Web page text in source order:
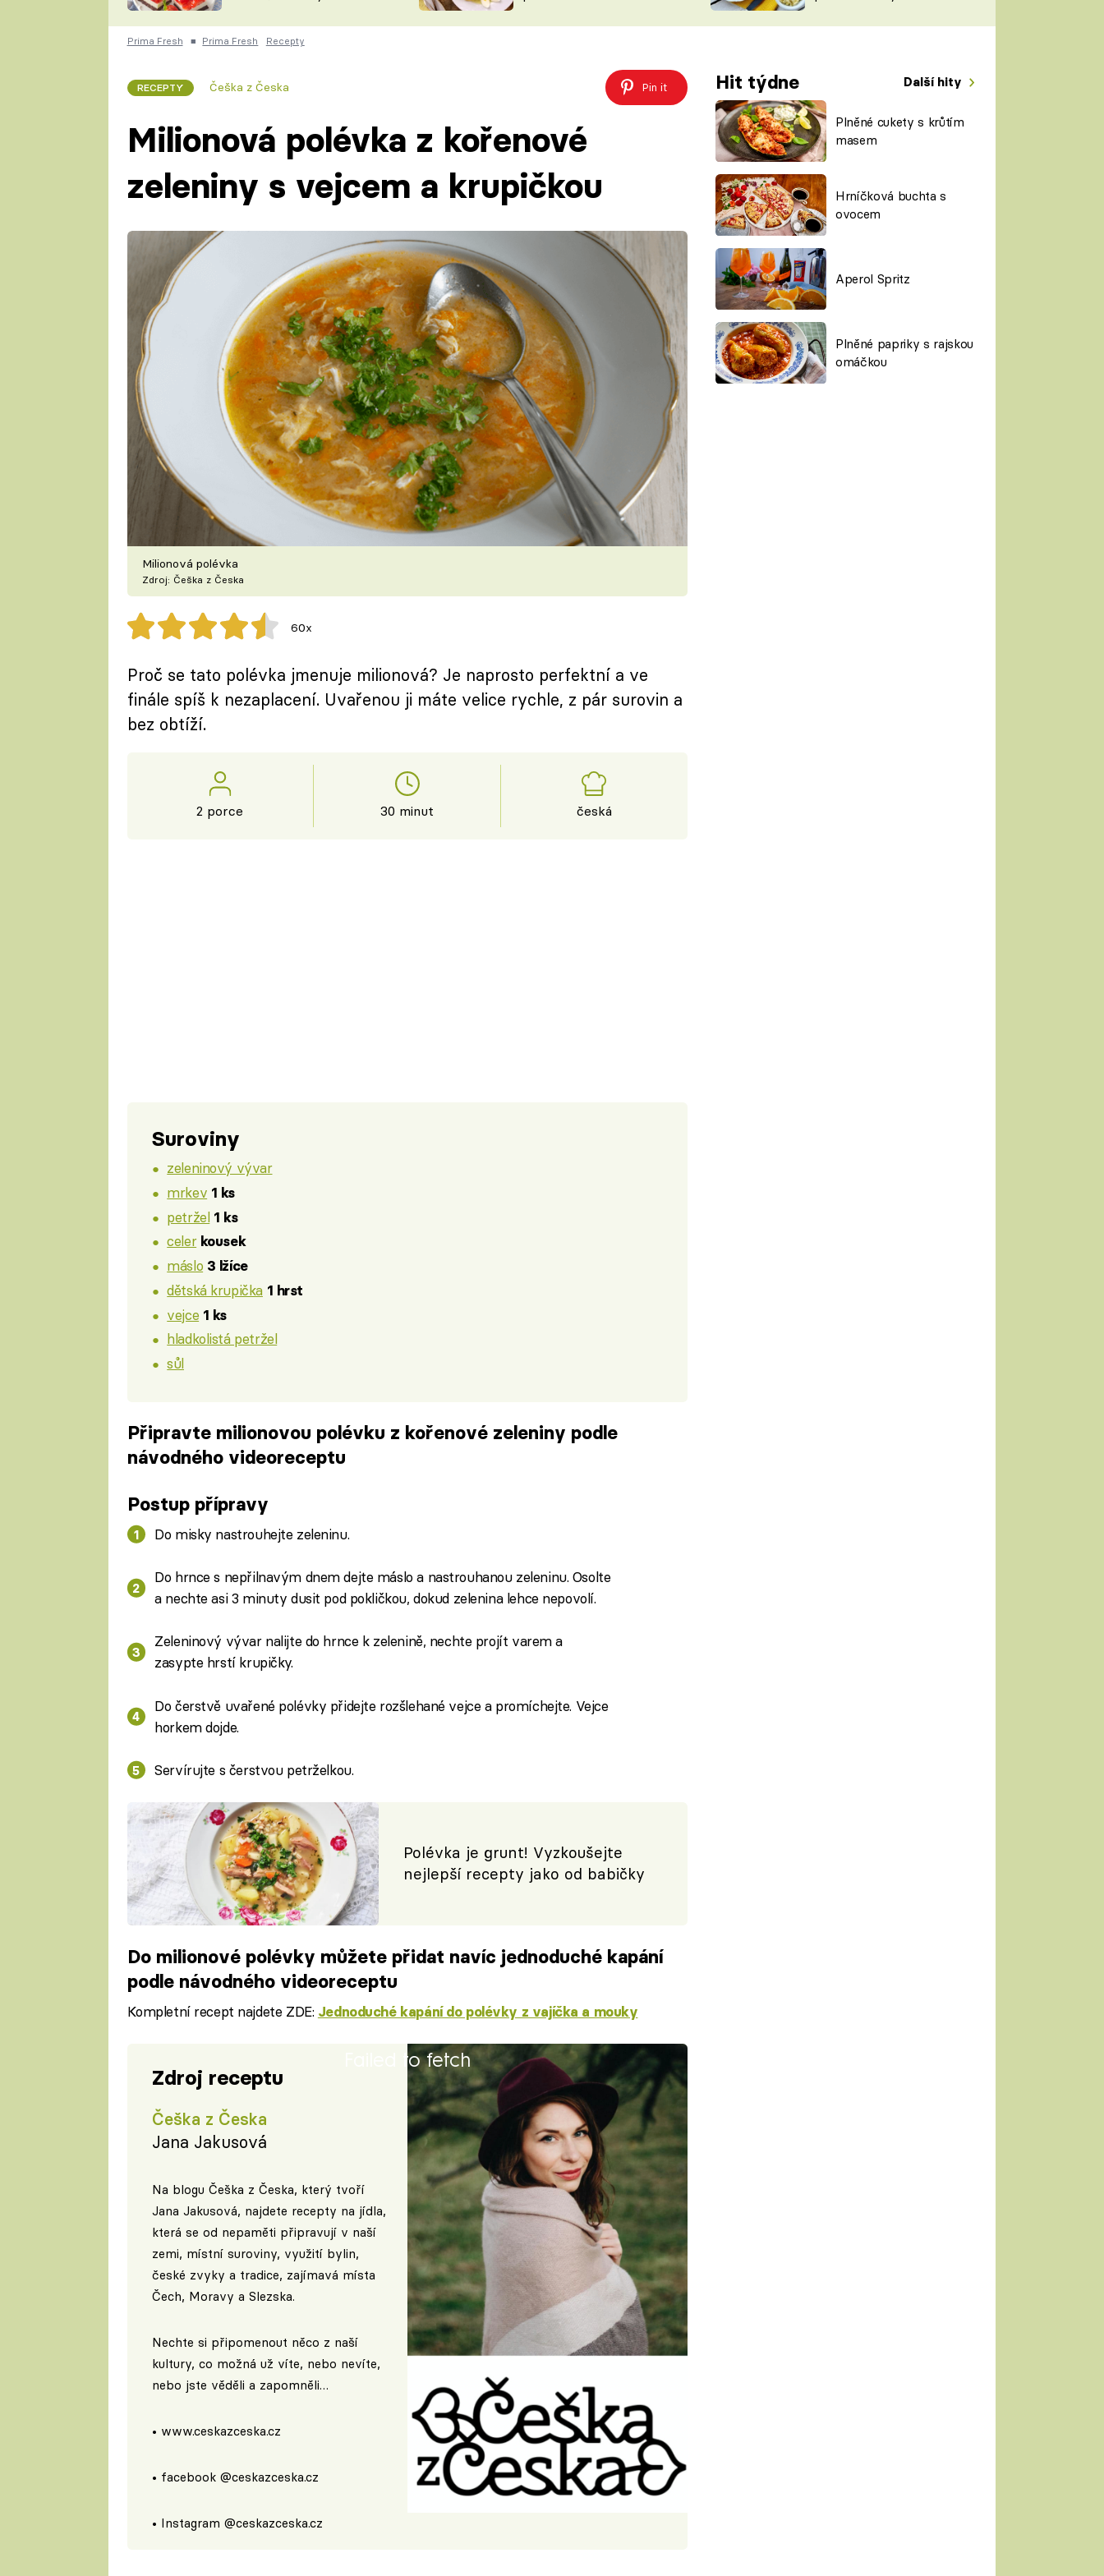
ČESKO NA TALÍŘI
KUCHAŘKA
VYCHYTÁVKY
ŠÉFREDAKTORKY
ČASOPIS
Prima Fresh ■ Prima Fresh Recepty
RECEPTY Češka z Česka Pin it Hit týdne Další hity
Plněné cukety s krůtím
masem
Hrníčková buchta s
ovocem
Aperol Spritz
Plněné papriky s rajskou
omáčkou
Milionová polévka z kořenové
zeleniny s vejcem a krupičkou
Milionová polévka
Zdroj: Češka z Česka
60x
Proč se tato polévka jmenuje milionová? Je naprosto perfektní a ve
finále spíš k nezaplacení. Uvařenou ji máte velice rychle, z pár surovin a
bez obtíží.
2 porce 30 minut česká
Suroviny
zeleninový vývar
mrkev 1 ks
petržel 1 ks
celer kousek
máslo 3 lžíce
dětská krupička 1 hrst
vejce 1 ks
hladkolistá petržel
sůl
Připravte milionovou polévku z kořenové zeleniny podle
návodného videoreceptu
Postup přípravy
Do misky nastrouhejte zeleninu.
Do hrnce s nepřilnavým dnem dejte máslo a nastrouhanou zeleninu. Osolte
a nechte asi 3 minuty dusit pod pokličkou, dokud zelenina lehce nepovolí.
Zeleninový vývar nalijte do hrnce k zelenině, nechte projít varem a
zasypte hrstí krupičky.
Do čerstvě uvařené polévky přidejte rozšlehané vejce a promíchejte. Vejce
horkem dojde.
Servírujte s čerstvou petrželkou.
Polévka je grunt! Vyzkoušejte
nejlepší recepty jako od babičky
Do milionové polévky můžete přidat navíc jednoduché kapání
podle návodného videoreceptu
Kompletní recept najdete ZDE: Jednoduché kapání do polévky z vajíčka a mouky
Failed to fetch
Zdroj receptu
Češka z Česka
Jana Jakusová
Na blogu Češka z Česka, který tvoří
Jana Jakusová, najdete recepty na jídla,
která se od nepaměti připravují v naší
zemi, místní suroviny, využití bylin,
české zvyky a tradice, zajímavá místa
Čech, Moravy a Slezska.
Nechte si připomenout něco z naší
kultury, co možná už víte, nebo nevíte,
nebo jste věděli a zapomněli…
• www.ceskazceska.cz
• facebook @ceskazceska.cz
• Instagram @ceskazceska.cz